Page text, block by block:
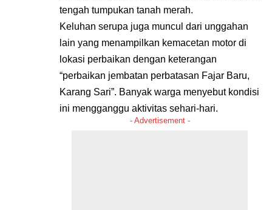
tengah tumpukan tanah merah.
Keluhan serupa juga muncul dari unggahan
lain yang menampilkan kemacetan motor di
lokasi perbaikan dengan keterangan
“perbaikan jembatan perbatasan Fajar Baru,
Karang Sari”. Banyak warga menyebut kondisi
ini mengganggu aktivitas sehari-hari.
- Advertisement -